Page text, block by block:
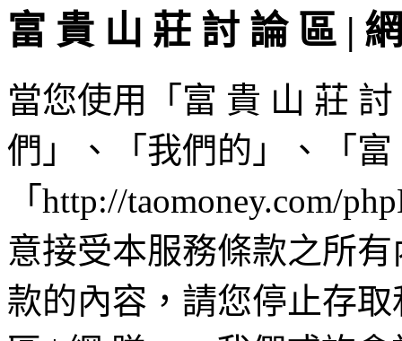
富 貴 山 莊 討 論 區 |
當您使用「富 貴 山 莊
們」、「我們的」、「
「http://taomoney.com/
意接受本服務條款之所
款的內容，請您停止存